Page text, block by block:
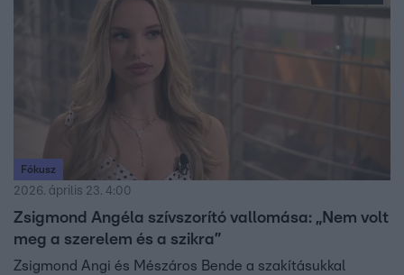
Fókusz
2026. április 23. 4:00
Zsigmond Angéla szívszorító vallomása: „Nem volt
meg a szerelem és a szikra”
Zsigmond Angi és Mészáros Bende a szakításukkal